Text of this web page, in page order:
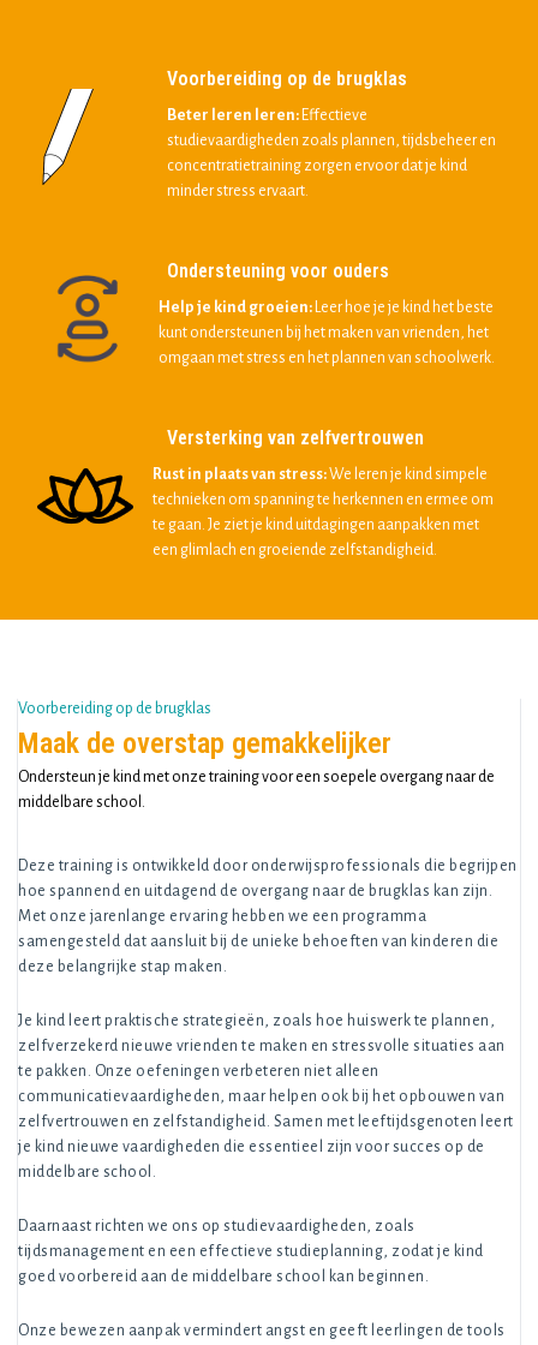
Voorbereiding op de brugklas
Beter leren leren: Effectieve
studievaardigheden zoals plannen, tijdsbeheer en
concentratietraining zorgen ervoor dat je kind
minder stress ervaart.
Ondersteuning voor ouders
Help je kind groeien: Leer hoe je je kind het beste
kunt ondersteunen bij het maken van vrienden, het
omgaan met stress en het plannen van schoolwerk.
Versterking van zelfvertrouwen
Rust in plaats van stress:We leren je kind simpele
technieken om spanning te herkennen en ermee om
te gaan. Je ziet je kind uitdagingen aanpakken met
een glimlach en groeiende zelfstandigheid.
Voorbereiding op de brugklas
Maak de overstap gemakkelijker
Ondersteun je kind met onze training voor een soepele overgang naar de
middelbare school.
Deze training is ontwikkeld door onderwijsprofessionals die begrijpen
hoe spannend en uitdagend de overgang naar de brugklas kan zijn.
Met onze jarenlange ervaring hebben we een programma
samengesteld dat aansluit bij de unieke behoeften van kinderen die
deze belangrijke stap maken.
Je kind leert praktische strategieën, zoals hoe huiswerk te plannen,
zelfverzekerd nieuwe vrienden te maken en stressvolle situaties aan
te pakken. Onze oefeningen verbeteren niet alleen
communicatievaardigheden, maar helpen ook bij het opbouwen van
zelfvertrouwen en zelfstandigheid. Samen met leeftijdsgenoten leert
je kind nieuwe vaardigheden die essentieel zijn voor succes op de
middelbare school.
Daarnaast richten we ons op studievaardigheden, zoals
tijdsmanagement en een effectieve studieplanning, zodat je kind
goed voorbereid aan de middelbare school kan beginnen.
Onze bewezen aanpak vermindert angst en geeft leerlingen de tools